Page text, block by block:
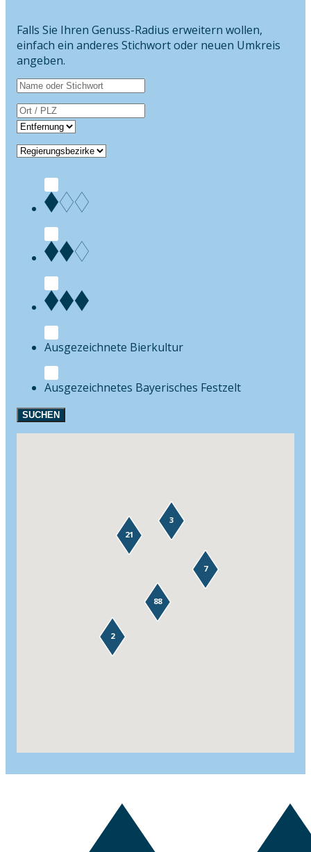
Falls Sie Ihren Genuss-Radius erweitern wollen,
einfach ein anderes Stichwort oder neuen Umkreis
angeben.
Bierkultur
Festzelt
SUCHEN
88
7
21
2
3